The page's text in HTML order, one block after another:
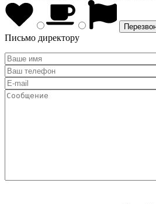
Письмо директору